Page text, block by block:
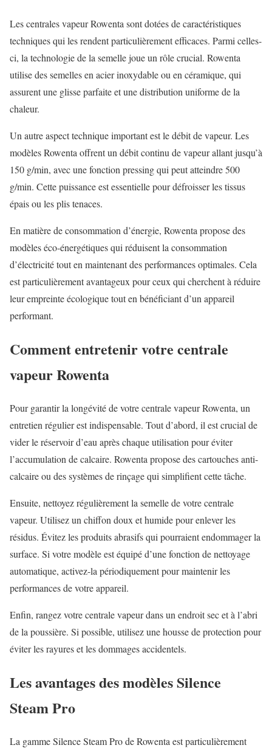
Les centrales vapeur Rowenta sont dotées de caractéristiques
techniques qui les rendent particulièrement efficaces. Parmi celles-
ci, la technologie de la semelle joue un rôle crucial. Rowenta
utilise des semelles en acier inoxydable ou en céramique, qui
assurent une glisse parfaite et une distribution uniforme de la
chaleur.
Un autre aspect technique important est le débit de vapeur. Les
modèles Rowenta offrent un débit continu de vapeur allant jusqu’à
150 g/min, avec une fonction pressing qui peut atteindre 500
g/min. Cette puissance est essentielle pour défroisser les tissus
épais ou les plis tenaces.
En matière de consommation d’énergie, Rowenta propose des
modèles éco-énergétiques qui réduisent la consommation
d’électricité tout en maintenant des performances optimales. Cela
est particulièrement avantageux pour ceux qui cherchent à réduire
leur empreinte écologique tout en bénéficiant d’un appareil
performant.
Comment entretenir votre centrale
vapeur Rowenta
Pour garantir la longévité de votre centrale vapeur Rowenta, un
entretien régulier est indispensable. Tout d’abord, il est crucial de
vider le réservoir d’eau après chaque utilisation pour éviter
l’accumulation de calcaire. Rowenta propose des cartouches anti-
calcaire ou des systèmes de rinçage qui simplifient cette tâche.
Ensuite, nettoyez régulièrement la semelle de votre centrale
vapeur. Utilisez un chiffon doux et humide pour enlever les
résidus. Évitez les produits abrasifs qui pourraient endommager la
surface. Si votre modèle est équipé d’une fonction de nettoyage
automatique, activez-la périodiquement pour maintenir les
performances de votre appareil.
Enfin, rangez votre centrale vapeur dans un endroit sec et à l’abri
de la poussière. Si possible, utilisez une housse de protection pour
éviter les rayures et les dommages accidentels.
Les avantages des modèles Silence
Steam Pro
La gamme Silence Steam Pro de Rowenta est particulièrement